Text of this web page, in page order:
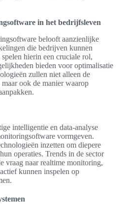
in het bedrijfsleven
belooft aanzienlijke
die bedrijven kunnen
hierin een cruciale rol,
bieden voor optimalisatie
zullen niet alleen de
ook de manier waarop
intelligentie en data-analyse
vormgeven.
inzetten om diepere
operaties. Trends in de sector
vraag naar realtime monitoring,
kunnen inspelen op